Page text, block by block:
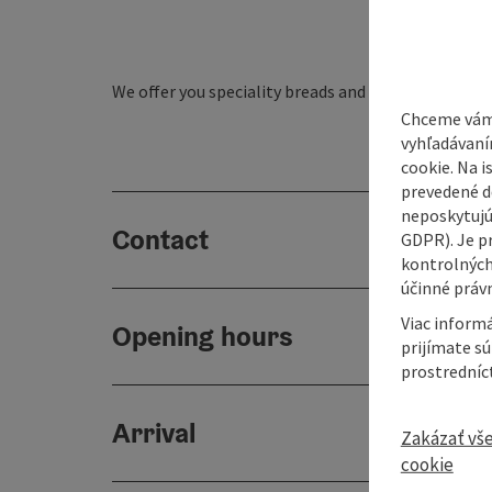
We offer you speciality breads and the finest
Contact
Opening hours
Arrival
Chceme
cookie. Na
prevedené
GDPR). Je
účinné
Viac
prijímate
Zakázať
cookie